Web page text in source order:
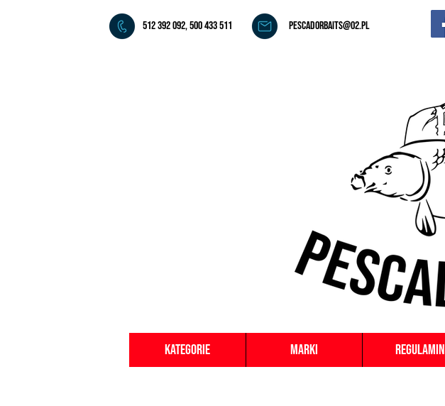
pescadorbaits@o2.pl
512 392 092, 500 433 511
Kategorie Marki Regulamin